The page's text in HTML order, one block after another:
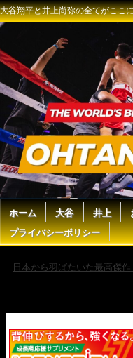
大谷翔平と井上尚弥の全てがここ
ホーム 大谷 井上
プライバシーポリシー
日本から羽ばたいた最高傑